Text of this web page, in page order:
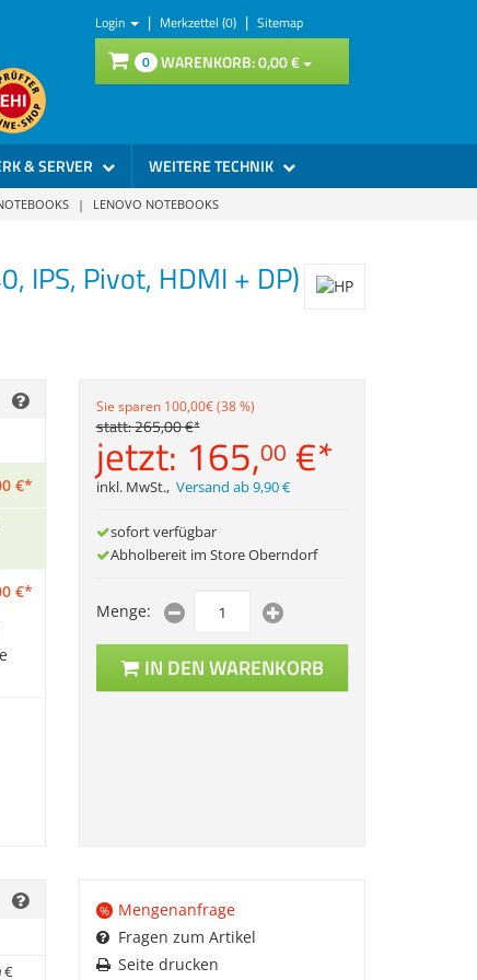
Login | Merkzettel (0) | Sitemap
0 WARENKORB:0,00€
& SERVER WEITERE TECHNIK
| LENOVO NOTEBOOKS
IPS, Pivot, HDMI + DP)
€*
€*
€
Sie sparen 100,00€ (38 %)
statt:265,00€*
jetzt: 165,00 €*
inkl. MwSt., Versand ab 9,90 €
sofort verfügbar
Abholbereit im Store Oberndorf
Menge:
IN DEN WARENKORB
%
Mengenanfrage
Fragen zum Artikel
Seite drucken